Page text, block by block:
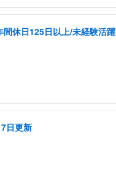
休日125日以上/未経験活躍
日更新